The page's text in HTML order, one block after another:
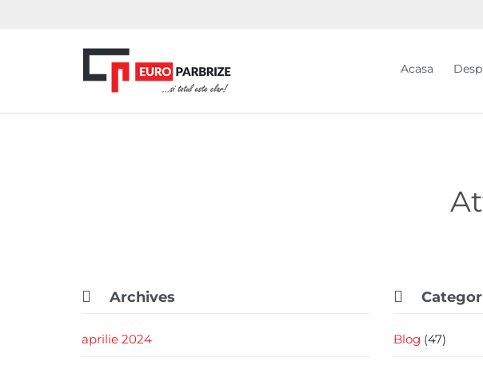
Acasa
 Archives
aprilie 2024

Blog (47)